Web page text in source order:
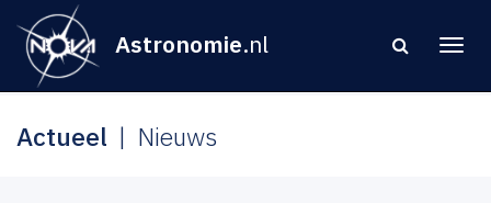
Astronomie.nl
Actueel Nieuws